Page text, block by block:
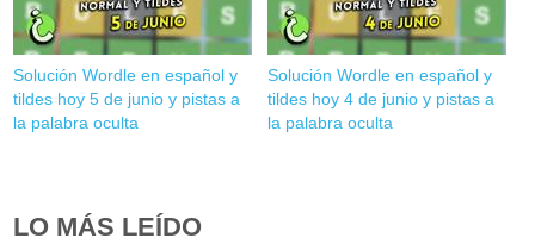
Solución Wordle en español y
tildes hoy 5 de junio y pistas a
la palabra oculta
Solución Wordle en español y
tildes hoy 4 de junio y pistas a
la palabra oculta
LO MÁS LEÍDO